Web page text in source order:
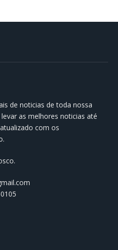
de noticias de toda nossa
as melhores noticias até
com os